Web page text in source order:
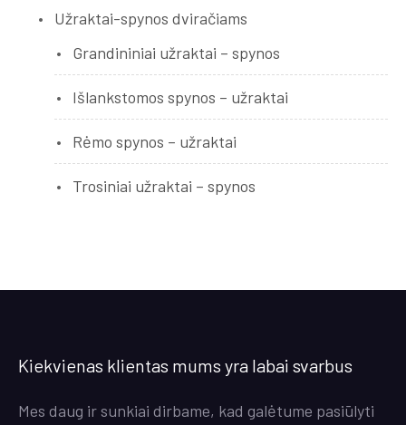
Užraktai-spynos dviračiams
Grandininiai užraktai – spynos
Išlankstomos spynos – užraktai
Rėmo spynos – užraktai
Trosiniai užraktai – spynos
Kiekvienas klientas mums yra labai svarbus
Mes daug ir sunkiai dirbame, kad galėtume pasiūlyti